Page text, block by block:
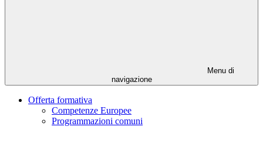
Menu di
navigazione
Offerta formativa
Competenze Europee
Programmazioni comuni